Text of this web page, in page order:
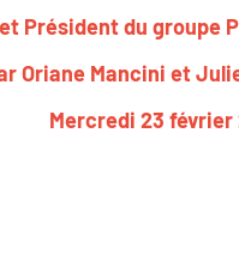
Président du groupe
Oriane Mancini et
Mercredi 23 février